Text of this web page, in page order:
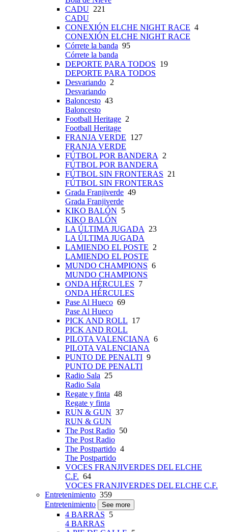
CADU 221
CADU
CONEXIÓN ELCHE NIGHT RACE 4
CONEXIÓN ELCHE NIGHT RACE
Córrete la banda 95
Córrete la banda
DEPORTE PARA TODOS 19
DEPORTE PARA TODOS
Desvariando 2
Desvariando
Baloncesto 43
Baloncesto
Football Heritage 2
Football Heritage
FRANJA VERDE 127
FRANJA VERDE
FÚTBOL POR BANDERA 2
FÚTBOL POR BANDERA
FÚTBOL SIN FRONTERAS 21
FÚTBOL SIN FRONTERAS
Grada Franjiverde 49
Grada Franjiverde
KIKO BALÓN 5
KIKO BALÓN
LA ÚLTIMA JUGADA 23
LA ÚLTIMA JUGADA
LAMIENDO EL POSTE 2
LAMIENDO EL POSTE
MUNDO CHAMPIONS 6
MUNDO CHAMPIONS
ONDA HÉRCULES 7
ONDA HÉRCULES
Pase Al Hueco 69
Pase Al Hueco
PICK AND ROLL 17
PICK AND ROLL
PILOTA VALENCIANA 6
PILOTA VALENCIANA
PUNTO DE PENALTI 9
PUNTO DE PENALTI
Radio Sala 25
Radio Sala
Regate y finta 48
Regate y finta
RUN & GUN 37
RUN & GUN
The Post Radio 50
The Post Radio
The Postpartido 4
The Postpartido
VOCES FRANJIVERDES DEL ELCHE
C.F. 64
VOCES FRANJIVERDES DEL ELCHE C.F.
Entretenimiento 359
Entretenimiento
See more
4 BARRAS 5
4 BARRAS